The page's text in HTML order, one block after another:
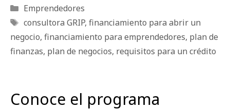
Categorías
Emprendedores
Etiquetas
consultora GRIP, financiamiento para abrir un
negocio, financiamiento para emprendedores, plan de
finanzas, plan de negocios, requisitos para un crédito
Conoce el programa